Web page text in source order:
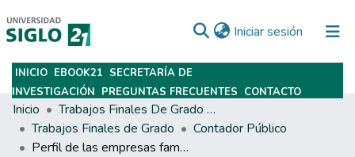
Iniciar sesión (current)
Subir
INICIO EBOOK21 SECRETARÍA DE
INVESTIGACIÓN PREGUNTAS FRECUENTES CONTACTO
Inicio
Trabajos Finales De Grado Y Posgrado
Trabajos Finales de Grado
Contador Público
Perfil de las empresas familiares: Un enfoque sobre su profesionalización y financiamiento.